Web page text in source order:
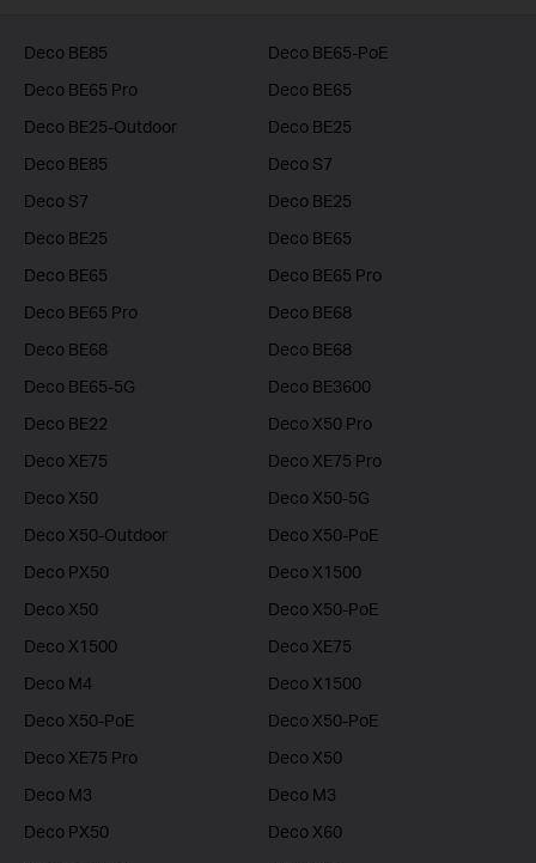
Deco BE85
Deco BE65-PoE
Deco BE65 Pro
Deco BE65
Deco BE25-Outdoor
Deco BE25
Deco BE85
Deco S7
Deco S7
Deco BE25
Deco BE25
Deco BE65
Deco BE65
Deco BE65 Pro
Deco BE65 Pro
Deco BE68
Deco BE68
Deco BE68
Deco BE65-5G
Deco BE3600
Deco BE22
Deco X50 Pro
Deco XE75
Deco XE75 Pro
Deco X50
Deco X50-5G
Deco X50-Outdoor
Deco X50-PoE
Deco PX50
Deco X1500
Deco X50
Deco X50-PoE
Deco X1500
Deco XE75
Deco M4
Deco X1500
Deco X50-PoE
Deco X50-PoE
Deco XE75 Pro
Deco X50
Deco M3
Deco M3
Deco PX50
Deco X60